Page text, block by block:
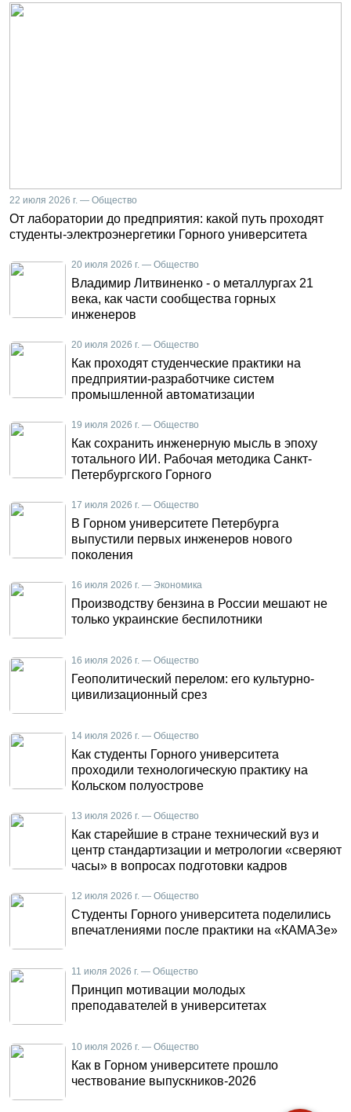
22 июля 2026 г. — Общество
От лаборатории до предприятия: какой путь проходят
студенты-электроэнергетики Горного университета
20 июля 2026 г. — Общество
Владимир Литвиненко - о металлургах 21
века, как части сообщества горных
инженеров
20 июля 2026 г. — Общество
Как проходят студенческие практики на
предприятии-разработчике систем
промышленной автоматизации
19 июля 2026 г. — Общество
Как сохранить инженерную мысль в эпоху
тотального ИИ. Рабочая методика Санкт-
Петербургского Горного
17 июля 2026 г. — Общество
В Горном университете Петербурга
выпустили первых инженеров нового
поколения
16 июля 2026 г. — Экономика
Производству бензина в России мешают не
только украинские беспилотники
16 июля 2026 г. — Общество
Геополитический перелом: его культурно-
цивилизационный срез
14 июля 2026 г. — Общество
Как студенты Горного университета
проходили технологическую практику на
Кольском полуострове
13 июля 2026 г. — Общество
Как старейшие в стране технический вуз и
центр стандартизации и метрологии «сверяют
часы» в вопросах подготовки кадров
12 июля 2026 г. — Общество
Студенты Горного университета поделились
впечатлениями после практики на «КАМАЗе»
11 июля 2026 г. — Общество
Принцип мотивации молодых
преподавателей в университетах
10 июля 2026 г. — Общество
Как в Горном университете прошло
чествование выпускников-2026